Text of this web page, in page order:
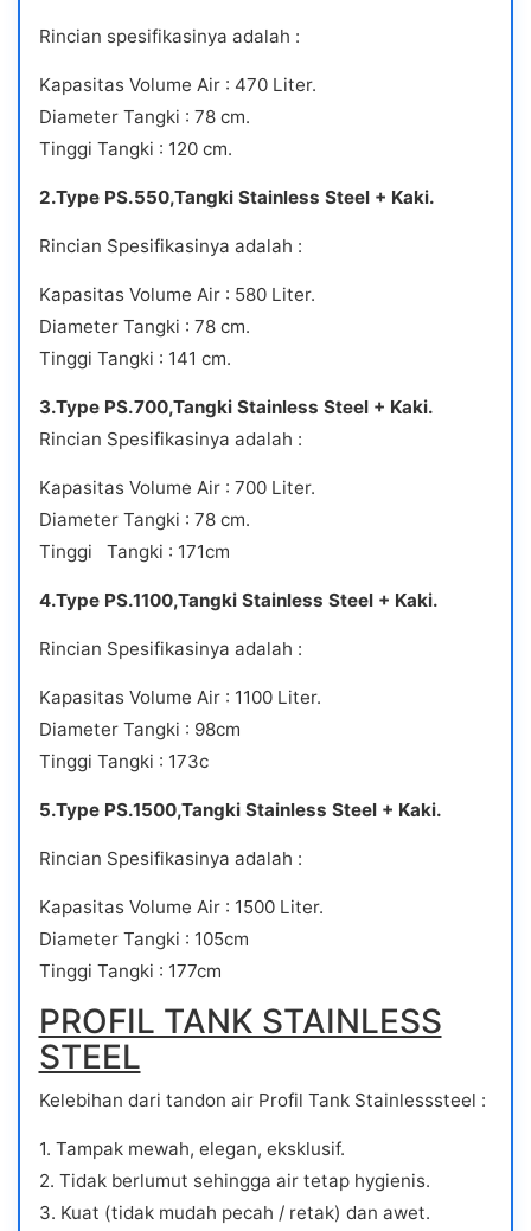
Rincian spesifikasinya adalah :
Kapasitas Volume Air : 470 Liter.
Diameter Tangki : 78 cm.
Tinggi Tangki : 120 cm.
2.Type PS.550,Tangki Stainless Steel + Kaki.
Rincian Spesifikasinya adalah :
Kapasitas Volume Air : 580 Liter.
Diameter Tangki : 78 cm.
Tinggi Tangki : 141 cm.
3.Type PS.700,Tangki Stainless Steel + Kaki.
Rincian Spesifikasinya adalah :
Kapasitas Volume Air : 700 Liter.
Diameter Tangki : 78 cm.
Tinggi Tangki : 171cm
4.Type PS.1100,Tangki Stainless Steel + Kaki.
Rincian Spesifikasinya adalah :
Kapasitas Volume Air : 1100 Liter.
Diameter Tangki : 98cm
Tinggi Tangki : 173c
5.Type PS.1500,Tangki Stainless Steel + Kaki.
Rincian Spesifikasinya adalah :
Kapasitas Volume Air : 1500 Liter.
Diameter Tangki : 105cm
Tinggi Tangki : 177cm
PROFIL TANK STAINLESS
STEEL
Kelebihan dari tandon air Profil Tank Stainlesssteel :
1. Tampak mewah, elegan, eksklusif.
2. Tidak berlumut sehingga air tetap hygienis.
3. Kuat (tidak mudah pecah / retak) dan awet.